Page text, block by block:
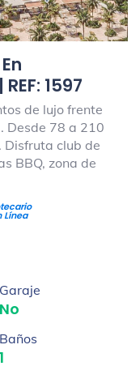
1597
de lujo frente
Desde 78 a 210
Disfruta club de
BBQ, zona de
Línea
Garaje
No
Baños
1